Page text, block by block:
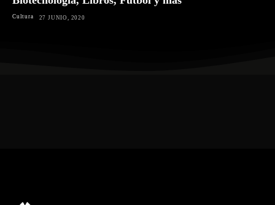
Cultura 27 JUNIO, 2020